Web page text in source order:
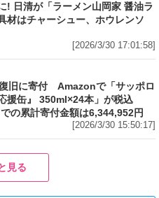
ウ、のり
[2026/3/30 17:01:58]
1円を熊本城災害復旧に寄付
』 350ml×24本」が税込5,180円!
、昨年までの累計寄付金額は
[2026/3/30 15:50:17]
フード